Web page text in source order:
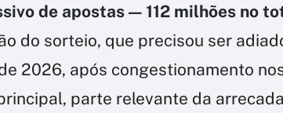
de apostas — 112 milhões no
do sorteio, que precisou ser
2026, após congestionamento
parte relevante da